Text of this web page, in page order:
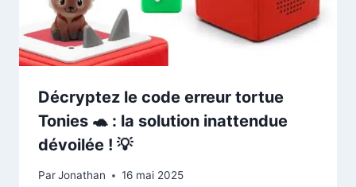
Décryptez le code erreur tortue
Tonies 🐢 : la solution inattendue
dévoilée ! 💡
ParJonathan 16 mai 2025